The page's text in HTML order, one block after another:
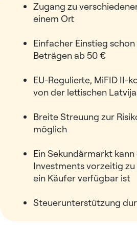
Zugang zu
einem Ort
Einfacher Einstieg
Beträgen ab 50 €
EU-Regulierte, MiFID II-
von der lettischen
Breite Streuung zur
möglich
Ein Sekundärmarkt
Investments vorzeitig
ein Käufer verfügbar ist
Steuerunterstützung